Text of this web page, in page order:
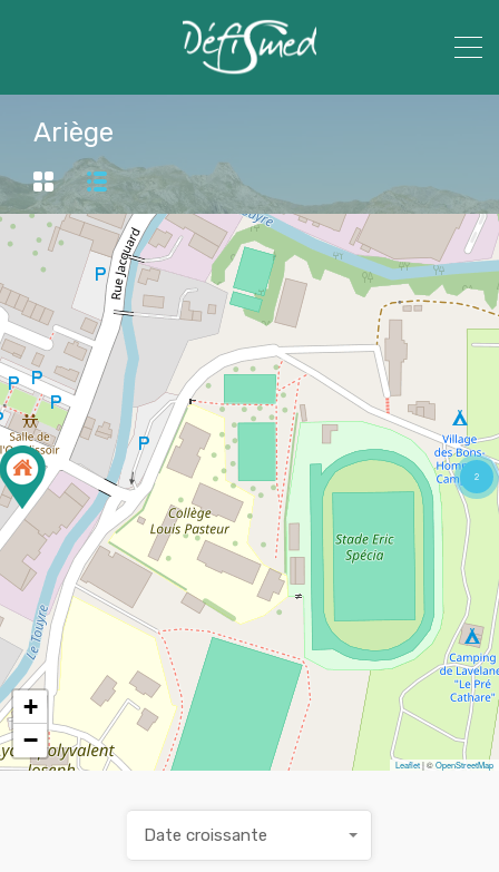
Ariège
2
+
−
Leaflet| ©OpenStreetMap
Date croissante